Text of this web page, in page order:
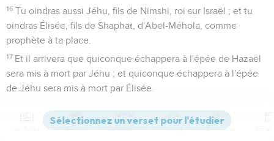
16 Tu oindras aussi Jéhu, fils de Nimshi, roi sur Israël ; et tu
oindras Élisée, fils de Shaphat, d'Abel-Méhola, comme
prophète à ta place.
17 Et il arrivera que quiconque échappera à l'épée de Hazaël
sera mis à mort par Jéhu ; et quiconque échappera à l'épée
de Jéhu sera mis à mort par Élisée.
ceux qui n'ont point fléchi les genoux devant Baal, et dont la
Versions Commentaires Strong